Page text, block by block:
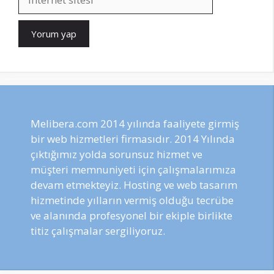
sitesi
Melibera.com 2014 yılında faaliyete girmiş
bir web hizmetleri firmasıdır. 2014 Yılında
çıktığımız yolda sorunsuz hizmet ve
müşteri memnuniyeti için çalışmalarımıza
devam etmekteyiz. Hosting ve web tasarım
hizmetinde yılların vermiş olduğu tecrübe
ve alanında profesyonel bir ekiple birlikte
titiz çalışmalar sergiliyoruz.